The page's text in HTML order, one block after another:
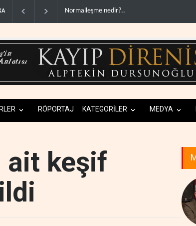
ABD'den Rus petrolünü alan ülkelere yüzde
RÖPORTAJ KATEGORİLER MEDYA
ait keşif